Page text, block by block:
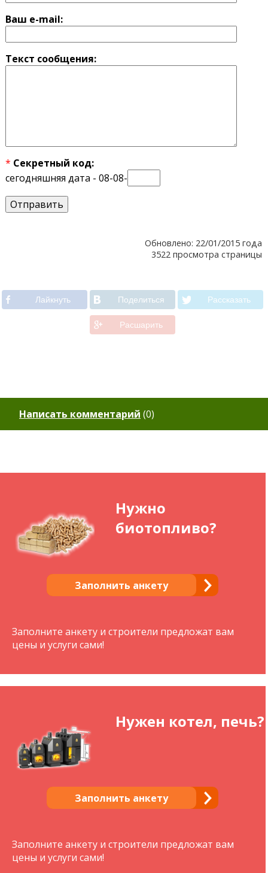
Ваш e-mail:
Текст сообщения:
* Секретный код:
сегодняшняя дата - 08-08-
Обновлено: 22/01/2015 года
3522 просмотра страницы
Лайкнуть Поделиться Рассказать
Расшарить
Написать комментарий (0)
Нужно
биотопливо?
Заполнить анкету
Заполните анкету и строители предложат вам
цены и услуги сами!
Нужен котел, печь?
Заполнить анкету
Заполните анкету и строители предложат вам
цены и услуги сами!